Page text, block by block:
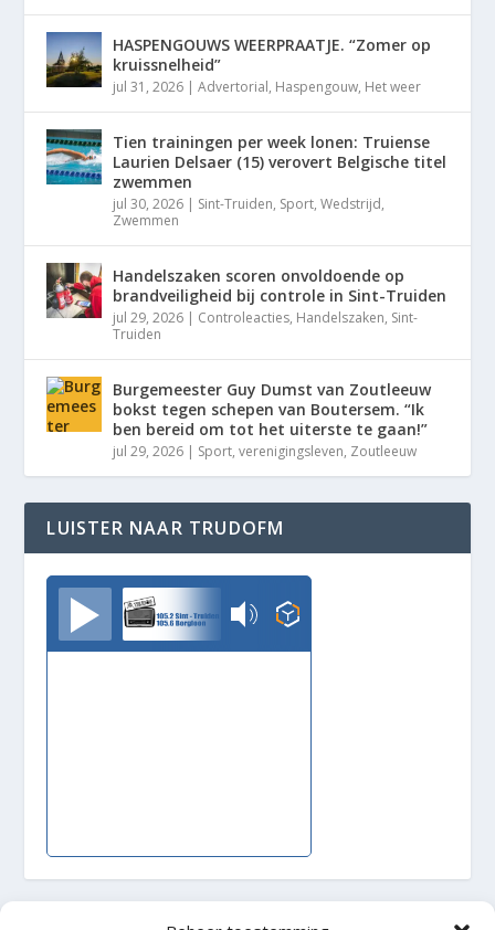
HASPENGOUWS WEERPRAATJE. “Zomer op
kruissnelheid”
jul 31, 2026 |Advertorial, Haspengouw, Het weer
Tien trainingen per week lonen: Truiense
Laurien Delsaer (15) verovert Belgische titel
zwemmen
jul 30, 2026 | Sint-Truiden, Sport,Wedstrijd,
Zwemmen
Handelszaken scoren onvoldoende op
brandveiligheid bij controle in Sint-Truiden
jul 29, 2026 | Controleacties, Handelszaken, Sint-
Truiden
Burgemeester Guy Dumst van Zoutleeuw
bokst tegen schepen van Boutersem. “Ik
ben bereid om tot het uiterste te gaan!”
jul 29, 2026 | Sport,verenigingsleven, Zoutleeuw
LUISTER NAAR TRUDOFM
TrudoFM